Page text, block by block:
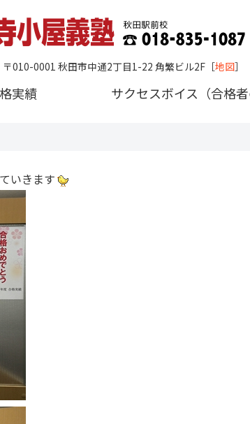
〒010-0001 秋田市中通2丁目1-22 角繁ビル2F ［地図］
実績 サクセスボイス（合格者
いきます